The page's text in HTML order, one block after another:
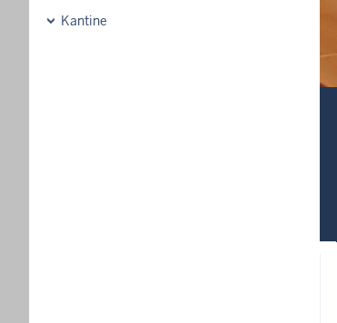
Kantine